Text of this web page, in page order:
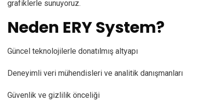
grafiklerle sunuyoruz.
Neden ERY System?
Güncel teknolojilerle donatılmış altyapı
Deneyimli veri mühendisleri ve analitik danışmanları
Güvenlik ve gizlilik önceliği